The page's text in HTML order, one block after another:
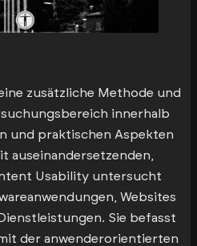
zusätzliche Methode und
innerhalb
und praktischen Aspekten
auseinandersetzenden,
Usability untersucht
Websites
Sie befasst
der anwenderorientierten